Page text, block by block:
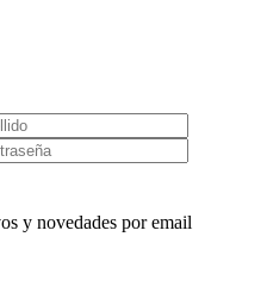
y novedades por email